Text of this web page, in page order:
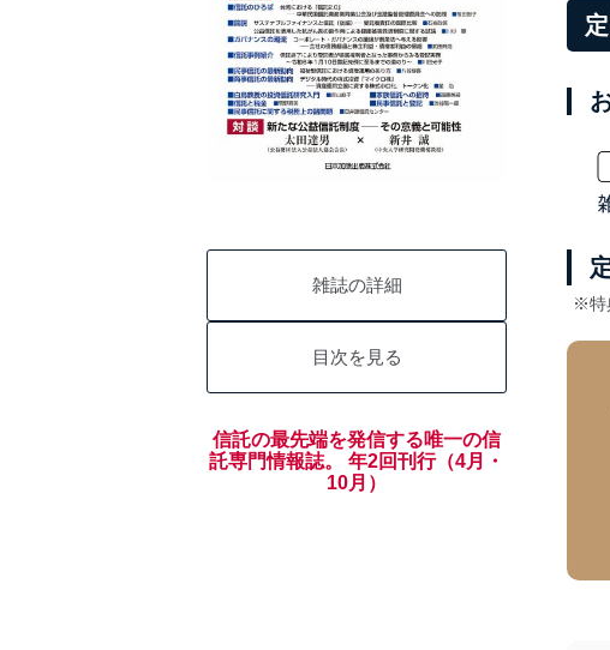
雑誌の詳細
目次を見る
信託の最先端を発信する唯一の信
託専門情報誌。 年2回刊行（4月・
10月）
※特